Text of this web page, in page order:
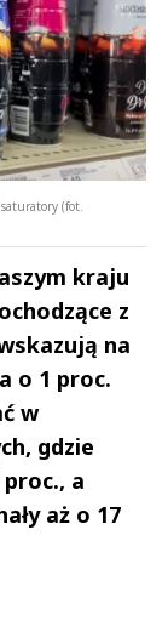
(fot.
kraju
z
na
o 1 proc.
w
gdzie
a
aż o 17